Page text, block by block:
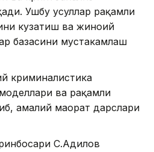
Ушбу усуллар рақамли
кузатиш ва жиноий
базасини мустаҳкамлаш
криминалистика
ва рақамли
амалий маҳорат дарслари
С.Адилов